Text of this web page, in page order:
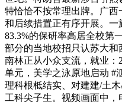
特恰恰不按常理出牌。广
和后续措置正有序开展。
83.3%的保研率高居全校第
部分的当地校招只认苏大和
南林正从小众支流，就业：
单元，美学之泳原地启动 #
理科根柢结实、对建建/土
工科尖子生。视频画面中